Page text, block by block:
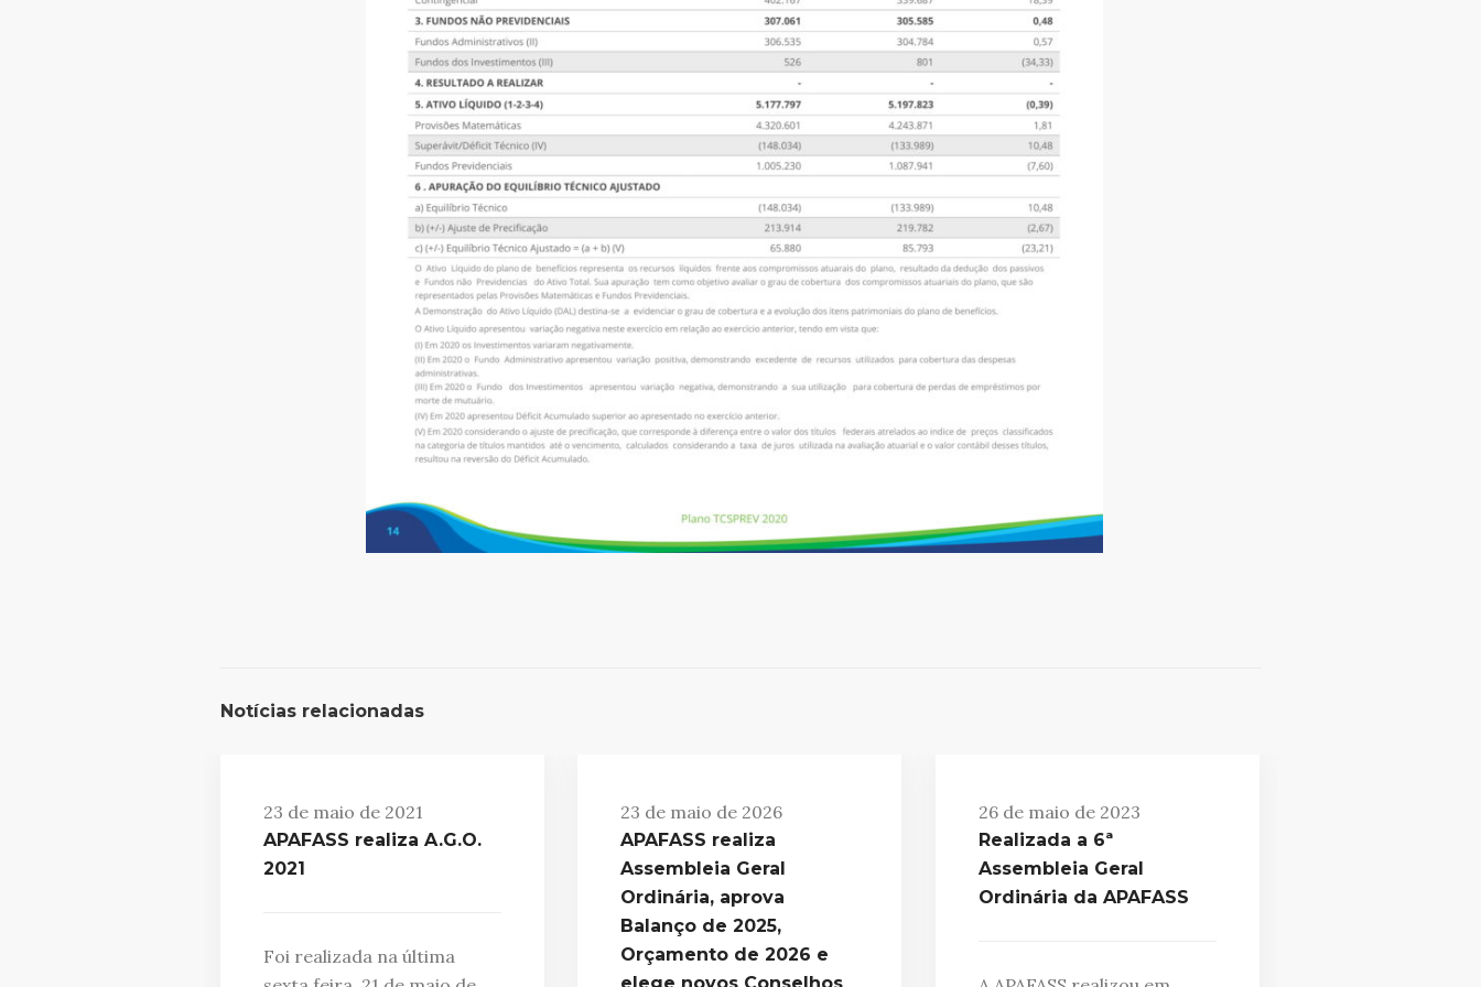
Notícias relacionadas
23 de maio de 2021
APAFASS realiza A.G.O.
2021
Foi realizada na última
23 de maio de 2026
APAFASS realiza
Assembleia Geral
Ordinária, aprova
Balanço de 2025,
Orçamento de 2026 e
26 de maio de 2023
Realizada a 6ª
Assembleia Geral
Ordinária da APAFASS